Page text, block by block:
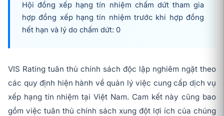
Hội đồng xếp hạng tín nhiệm chấm dứt tham gia
hợp đồng xếp hạng tín nhiệm trước khi hợp đồng
hết hạn và lý do chấm dứt: 0
VIS Rating tuân thủ chính sách độc lập nghiêm ngặt theo
các quy định hiện hành về quản lý việc cung cấp dịch vụ
xếp hạng tín nhiệm tại Việt Nam. Cam kết này cũng bao
gồm việc tuân thủ chính sách xung đột lợi ích của chúng